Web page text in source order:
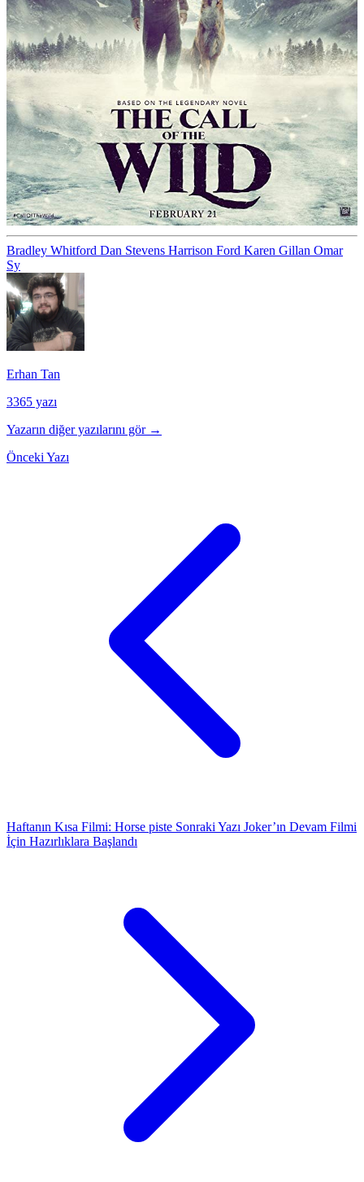
Bradley Whitford Dan Stevens Harrison Ford Karen Gillan Omar
Sy
Erhan Tan
3365 yazı
Yazarın diğer yazılarını gör →
Önceki Yazı
Haftanın Kısa Filmi: Horse piste Sonraki Yazı Joker’ın Devam Filmi
İçin Hazırlıklara Başlandı